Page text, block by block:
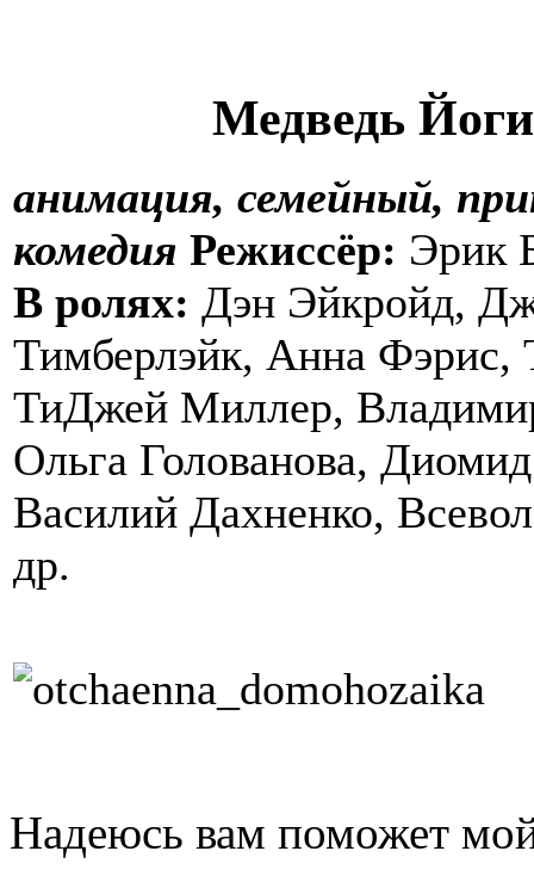
Медведь
aнимация, семейный,
комедия Режиссёр: Эрик
В ролях: Дэн Эйкройд,
Тимберлэйк, Анна Фэрис,
ТиДжей Миллер,
Ольга Голованова,
Василий Дахненко,
др.
Надеюсь вам поможет